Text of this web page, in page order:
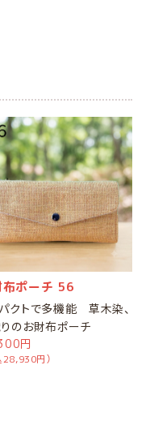
布ポーチ 56
クトで多機能 草木染、
のお財布ポーチ
円
28,930円）